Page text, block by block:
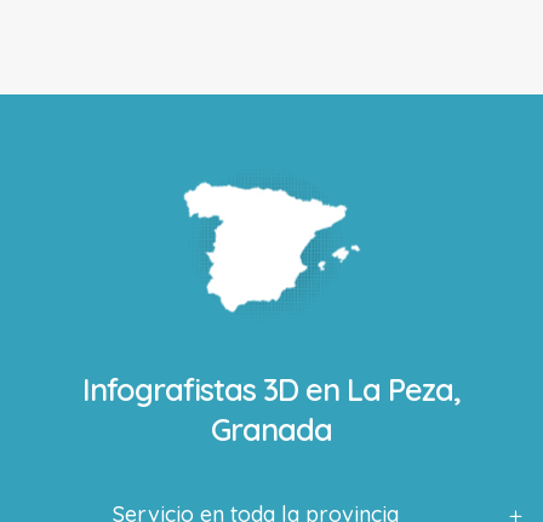
Infografistas 3D en La Peza,
Granada
Servicio en toda la provincia